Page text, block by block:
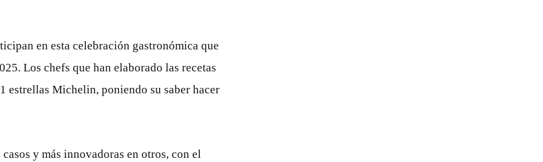
en esta celebración gastronómica que
Los chefs que han elaborado las recetas
estrellas Michelin, poniendo su saber hacer
y más innovadoras en otros, con el